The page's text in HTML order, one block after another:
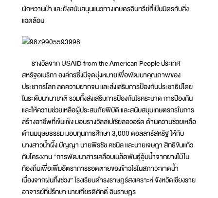
ผักหวานป่า และยังสนับสนุนแนวทางเกษตรอินทรีย์ที่เป็นมิตรกับสิ่ง
แวดล้อม
รางวัลจาก USAID from the American People ประเทศ
สหรัฐอเมริกา องค์กรซึ่งมีจุดมุ่งหมายเพื่อพัฒนาคุณภาพของ
ประชากรโลก ลดความยากจน และส่งเสริมการป้องกันประชาธิปไตย
ในระดับนานาชาติ รวมทั้งส่งเสริมการป้องกันโรคระบาด การป้องกัน
และให้ความช่วยเหลือผู้ประสบภัยพิบัติ และสนับสนุนเกษตรกรในการ
สร้างอาชีพที่เข้มแข็ง มอบรางวัลสเปเชียลอวอร์ด ด้านความช่วยเหลือ
ด้านมนุษยธรรม มอบทุนการศึกษา 3,000 ดอลลาร์สหรัฐ ให้กับ
นางสาวน้ำผึ้ง ปัญญา นายพิรชัช คชนิล และนายเจษฎา สิทธิขันแก้ว
กับโครงงาน “การพัฒนาสารเคลือบเมล็ดพันธุ์อุ้มน้ำจากยางไม้ใน
ท้องถิ่นเพื่อเพิ่มอัตราการรอดตายของข้าวไร่ในสภาวะขาดน้ำ
เนื่องจากฝนทิ้งช่วง” โรงเรียนดำรงราษฎร์สงเคราะห์ จังหวัดเชียงราย
อาจารย์ที่ปรึกษา นายเกียรติศักดิ์ อินราษฏร